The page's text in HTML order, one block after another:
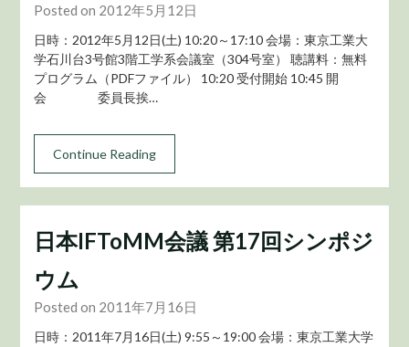
Posted on 2012年5月12日
日時：2012年5月12日(土) 10:20～17:10 会場：東京工業大
学石川台3号館3階工学系会議室（304号室） 聴講料：無料
プログラム（PDFファイル） 10:20 受付開始 10:45 開
会 委員長挨…
Continue Reading
日本IFToMM会議 第17回シンポジ
ウム
Posted on 2011年7月16日
日時：2011年7月16日(土) 9:55～19:00 会場：東京工業大学